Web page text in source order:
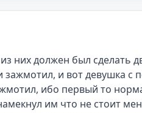
них должен был сделать
зажмотил, и вот девушка
ибо первый то
им что не стоит